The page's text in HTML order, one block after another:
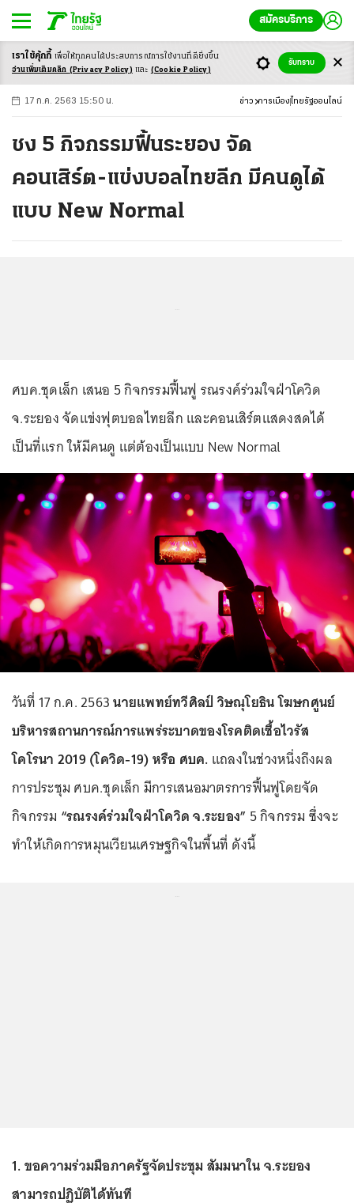
สมัครบริการ
-ก ก ก+
17 ก.ค. 2563 15:50 น. ข่าว การเมือง ไทยรัฐออนไลน์
ชง 5 กิจกรรมฟื้นระยอง จัด
คอนเสิร์ต-แข่งบอลไทยลีก มีคนดูได้
แบบ New Normal
ศบค.ชุดเล็ก เสนอ 5 กิจกรรมฟื้นฟู รณรงค์ร่วมใจฝ่าโควิด
จ.ระยอง จัดแข่งฟุตบอลไทยลีก และคอนเสิร์ตแสดงสดได้
เป็นที่แรก ให้มีคนดู แต่ต้องเป็นแบบ New Normal
วันที่ 17 ก.ค. 2563นายแพทย์ทวีศิลป์ วิษณุโยธิน โฆษกศูนย์
บริหารสถานการณ์การแพร่ระบาดของโรคติดเชื้อไวรัส
โคโรนา 2019 (โควิด-19) หรือ ศบค. แถลงในช่วงหนึ่งถึงผล
การประชุม ศบค.ชุดเล็ก มีการเสนอมาตรการฟื้นฟูโดยจัด
กิจกรรม “รณรงค์ร่วมใจฝ่าโควิด จ.ระยอง” 5 กิจกรรม ซึ่งจะ
ทำให้เกิดการหมุนเวียนเศรษฐกิจในพื้นที่ ดังนี้
1. ขอความร่วมมือภาครัฐจัดประชุม สัมมนาใน จ.ระยอง
สามารถปฏิบัติได้ทันที
เราใช้คุ้กกี้ เพื่อให้ทุกคนได้ประสบการณ์การใช้งานที่ดียิ่งขึ้น
อ่านเพิ่มเติมคลิก (Privacy Policy) และ (Cookie Policy)
รับทราบ